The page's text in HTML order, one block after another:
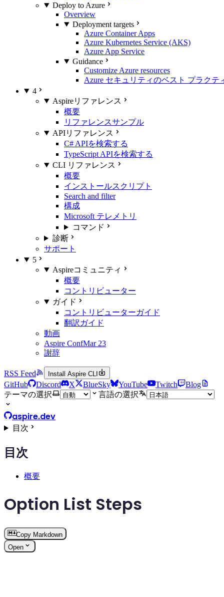
Deploy to Azure
Overview
Deployment targets
Azure Container Apps
Azure Kubernetes Service (AKS)
Azure App Service
Guidance
Customize Azure resources
Azure セキュリティのベスト プラクテ
4
Aspireリファレンス
概要
リファレンスサンプル
APIリファレンス
C# APIを検索する
TypeScript APIを検索する
CLI リファレンス
概要
インストールスクリプト
Search and filter
構成
Microsoft テレメトリ
コマンド
診断
サポート
5
Aspireコミュニティ
概要
コントリビューター
ガイド
コントリビューターガイド
翻訳ガイド
動画
Aspire ConfMar 23
謝辞
RSS Feed Install Aspire CLI
GitHub Discord X BlueSky YouTube Twitch
Blog
テーマの選択
言語の選択
aspire.dev
目次
目次
概要
Option List Steps
Copy Markdown
Open